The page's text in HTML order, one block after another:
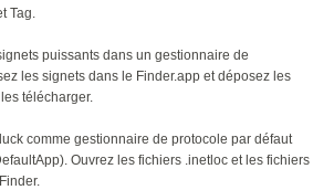
Tag.
puissants dans un gestionnaire de
les signets dans le Finder.app et déposez les
télécharger.
comme gestionnaire de protocole par défaut
Ouvrez les fichiers .inetloc et les fichiers